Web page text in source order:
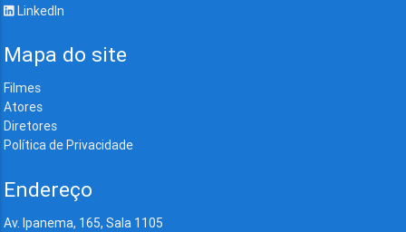
LinkedIn
Mapa do site
Filmes
Atores
Diretores
Política de Privacidade
Endereço
Av. Ipanema, 165, Sala 1105